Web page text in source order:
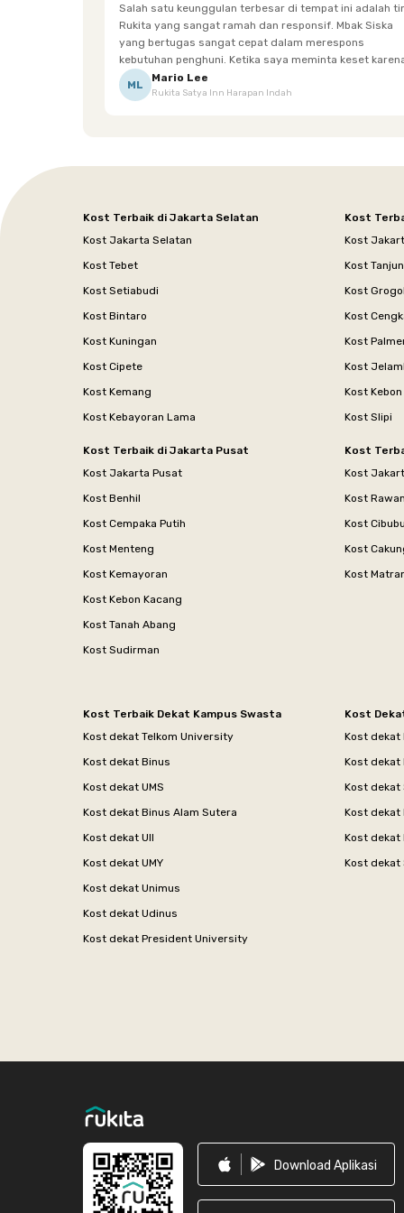
Salah satu keunggulan terbesar di tempat ini adalah
Rukita yang sangat ramah dan responsif. Mbak Siska
yang bertugas sangat cepat dalam merespons
kebutuhan penghuni. Ketika saya meminta keset karena
sempat terpeleset, permintaan tersebut langsung
dipenuhi dengan cepat. Terima kasih Mbak Siska.
ML
Mario Lee
Rukita Satya Inn Harapan Indah
Kost Terbaik di Jakarta Selatan
Kost Jakarta Selatan
Kost Tebet
Kost Setiabudi
Kost Bintaro
Kost Kuningan
Kost Cipete
Kost Kemang
Kost Kebayoran Lama
Kost Terbaik di Jakarta Pusat
Kost Jakarta Pusat
Kost Benhil
Kost Cempaka Putih
Kost Menteng
Kost Kemayoran
Kost Kebon Kacang
Kost Tanah Abang
Kost Sudirman
Kost
Kost
Kost
Kost Grogol
Kost
Kost
Kost
Kost
Kost Slipi
Kost
Kost
Kost
Kost
Kost
Kost
Kost Terbaik Dekat Kampus Swasta
Kost dekat Telkom University
Kost dekat Binus
Kost dekat UMS
Kost dekat Binus Alam Sutera
Kost dekat UII
Kost dekat UMY
Kost dekat Unimus
Kost dekat Udinus
Kost dekat President University
Kost
Kost dekat
Kost dekat
Kost dekat
Kost dekat
Kost dekat
Kost dekat
Download Aplikasi